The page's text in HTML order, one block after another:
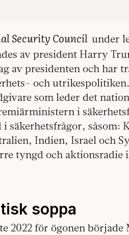
Security Council under
av president Harry
av presidenten och har
och
som leder det
i
i säkerhetsfrågor, såsom:
Indien, Israel och
tyngd och
soppa
2022 för ögonen